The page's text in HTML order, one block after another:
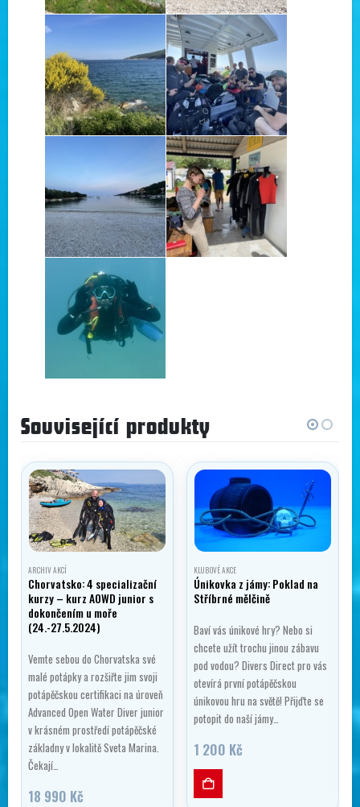
Související produkty
ARCHIV AKCÍ
Chorvatsko: 4 specializační
kurzy – kurz AOWD junior s
dokončením u moře
(24.-27.5.2024)
Vemte sebou do Chorvatska své
malé potápky a rozšiřte jim svoji
potápěčskou certifikaci na úroveň
Advanced Open Water Diver junior
v krásném prostředí potápěčské
základny v lokalitě Sveta Marina.
Čekají…
18 990 Kč
KLUBOVÉ AKCE
Únikovka z jámy: Poklad na
Stříbrné mělčině
Baví vás únikové hry? Nebo si
chcete užít trochu jinou zábavu
pod vodou? Divers Direct pro vás
otevírá první potápěčskou
únikovou hru na světě! Přijďte se
potopit do naší jámy…
1 200 Kč